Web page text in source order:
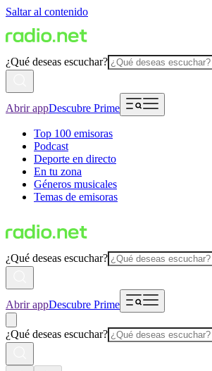
Saltar al contenido
¿Qué deseas escuchar?
Abrir appDescubre Prime
Top 100 emisoras
Podcast
Deporte en directo
En tu zona
Géneros musicales
Temas de emisoras
¿Qué deseas escuchar?
Abrir appDescubre Prime
¿Qué deseas escuchar?